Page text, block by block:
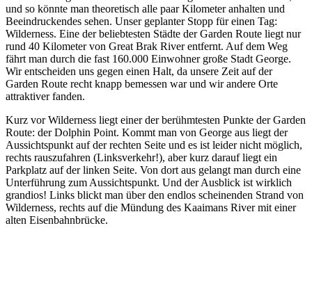
und so könnte man theoretisch alle paar Kilometer anhalten und
Beeindruckendes sehen. Unser geplanter Stopp für einen Tag:
Wilderness. Eine der beliebtesten Städte der Garden Route liegt nur
rund 40 Kilometer von Great Brak River entfernt. Auf dem Weg
fährt man durch die fast 160.000 Einwohner große Stadt George.
Wir entscheiden uns gegen einen Halt, da unsere Zeit auf der
Garden Route recht knapp bemessen war und wir andere Orte
attraktiver fanden.
Kurz vor Wilderness liegt einer der berühmtesten Punkte der Garden
Route: der Dolphin Point. Kommt man von George aus liegt der
Aussichtspunkt auf der rechten Seite und es ist leider nicht möglich,
rechts rauszufahren (Linksverkehr!), aber kurz darauf liegt ein
Parkplatz auf der linken Seite. Von dort aus gelangt man durch eine
Unterführung zum Aussichtspunkt. Und der Ausblick ist wirklich
grandios! Links blickt man über den endlos scheinenden Strand von
Wilderness, rechts auf die Mündung des Kaaimans River mit einer
alten Eisenbahnbrücke.